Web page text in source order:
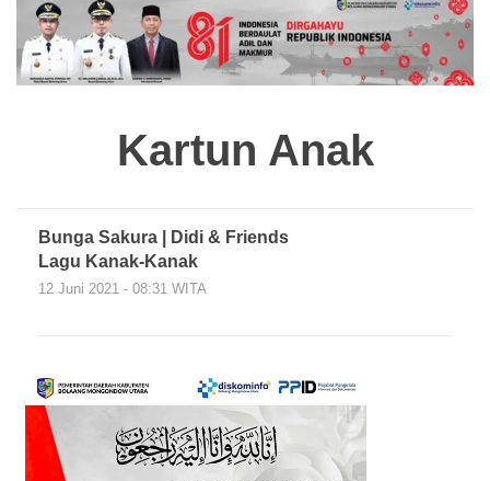
Kartun Anak
Bunga Sakura | Didi & Friends
Lagu Kanak-Kanak
12 Juni 2021 - 08:31 WITA